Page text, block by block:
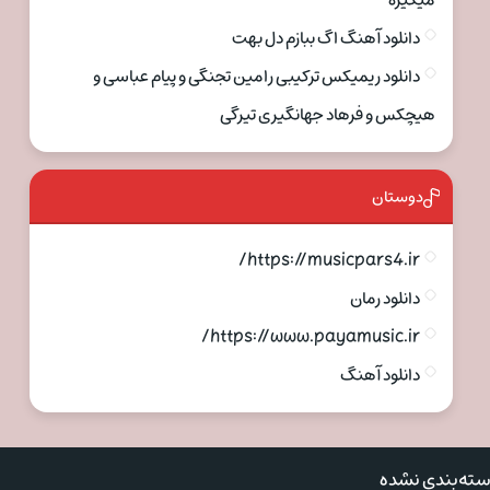
دانلود آهنگ اگ ببازم دل بهت
دانلود ریمیکس ترکیبی رامین تجنگی و پیام عباسی و
هیچکس و فرهاد جهانگیری تیرگی
دوستان
https://musicpars4.ir/
دانلود رمان
https://www.payamusic.ir/
دانلود آهنگ
نشده